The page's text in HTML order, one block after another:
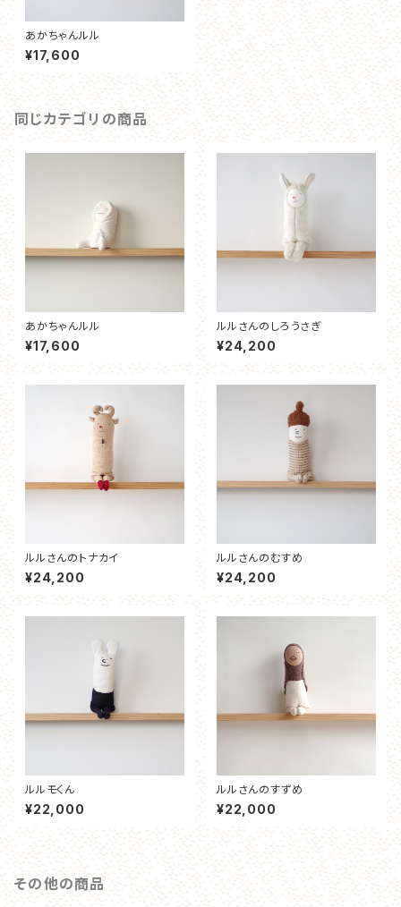
あかちゃんルル
¥17,600
同じカテゴリの商品
あかちゃんルル
¥17,600
ルルさんのしろうさぎ
¥24,200
ルルさんのトナカイ
¥24,200
ルルさんのむすめ
¥24,200
ルルモくん
¥22,000
ルルさんのすずめ
¥22,000
その他の商品